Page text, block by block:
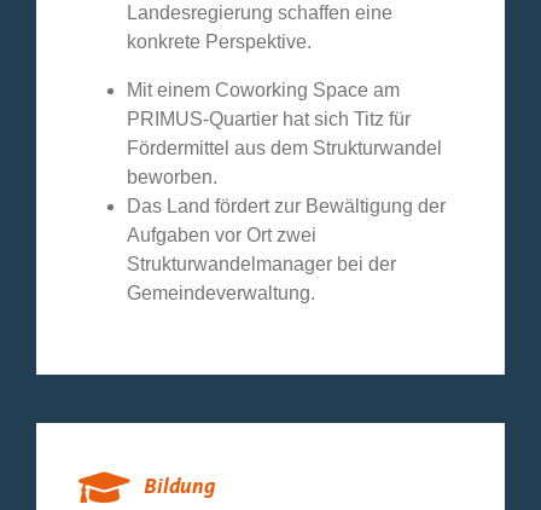
Landesregierung schaffen eine
konkrete Perspektive.
Mit einem Coworking Space am
PRIMUS-Quartier hat sich Titz für
Fördermittel aus dem Strukturwandel
beworben.
Das Land fördert zur Bewältigung der
Aufgaben vor Ort zwei
Strukturwandelmanager bei der
Gemeindeverwaltung.
Bildung